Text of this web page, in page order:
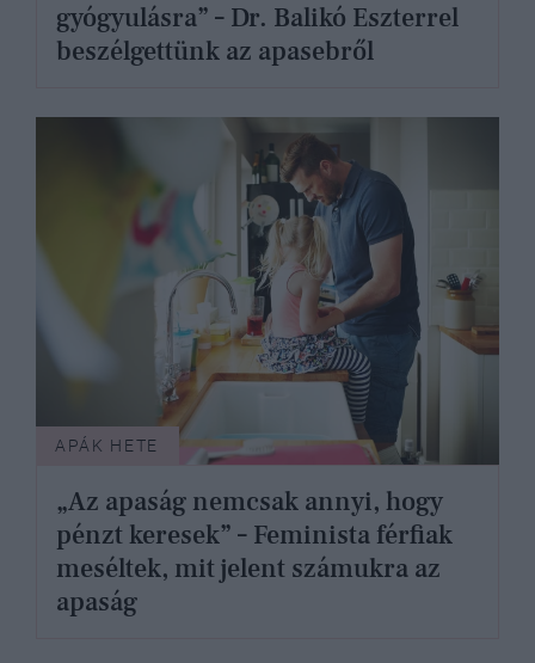
gyógyulásra” – Dr. Balikó Eszterrel
beszélgettünk az apasebről
APÁK HETE
„Az apaság nemcsak annyi, hogy
pénzt keresek” – Feminista férfiak
meséltek, mit jelent számukra az
apaság